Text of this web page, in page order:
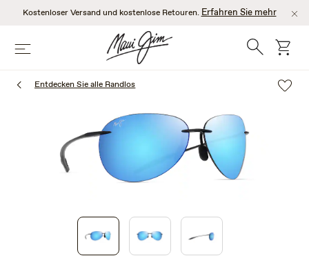
Kostenloser Versand und kostenlose Retouren. Erfahren Sie mehr
Speisekarte Suche
Entdecken Sie alle Randlos